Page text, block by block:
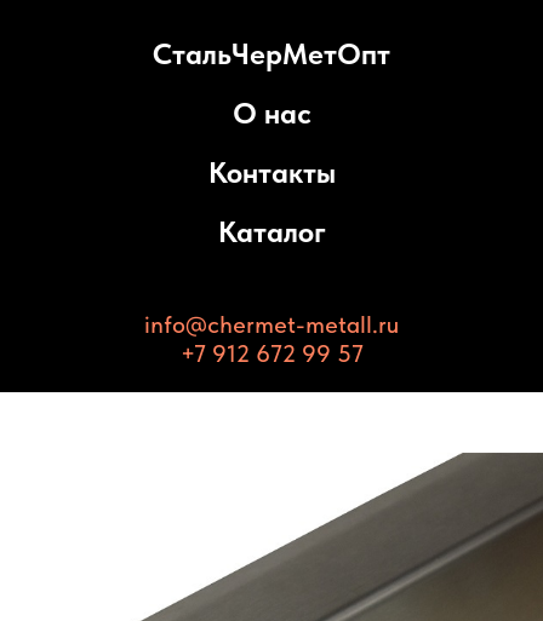
СтальЧерМетОпт
О нас
Контакты
Каталог
info@chermet-metall.ru
+7 912 672 99 57